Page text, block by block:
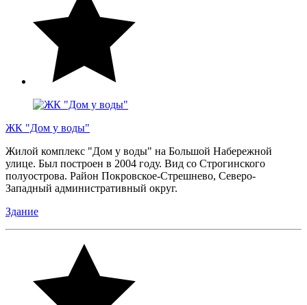
ЖК "Дом у воды"
Жилой комплекс "Дом у воды" на Большой Набережной
улице. Был построен в 2004 году. Вид со Строгинского
полуострова. Район Покровское-Стрешнево, Северо-
Западный административный округ.
Здание